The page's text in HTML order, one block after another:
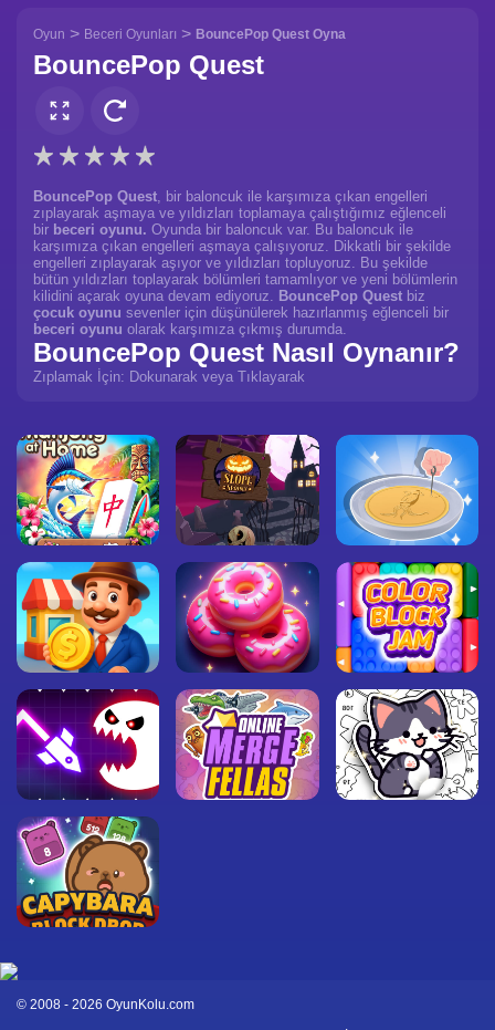
Oyun > Beceri Oyunları > BouncePop Quest Oyna
BouncePop Quest
BouncePop Quest, bir baloncuk ile karşımıza çıkan engelleri
zıplayarak aşmaya ve yıldızları toplamaya çalıştığımız eğlenceli
bir beceri oyunu. Oyunda bir baloncuk var. Bu baloncuk ile
karşımıza çıkan engelleri aşmaya çalışıyoruz. Dikkatli bir şekilde
engelleri zıplayarak aşıyor ve yıldızları topluyoruz. Bu şekilde
bütün yıldızları toplayarak bölümleri tamamlıyor ve yeni bölümlerin
kilidini açarak oyuna devam ediyoruz. BouncePop Quest biz
çocuk oyunu sevenler için düşünülerek hazırlanmış eğlenceli bir
beceri oyunu olarak karşımıza çıkmış durumda.
BouncePop Quest Nasıl Oynanır?
Zıplamak İçin: Dokunarak veya Tıklayarak
© 2008 - 2026 OyunKolu.com